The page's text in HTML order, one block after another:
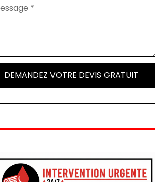
DEMANDEZ VOTRE DEVIS GRATUIT